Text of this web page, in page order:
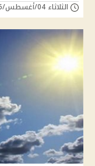
الثلاثاء 04/أغسطس/2026 - 05:48 م